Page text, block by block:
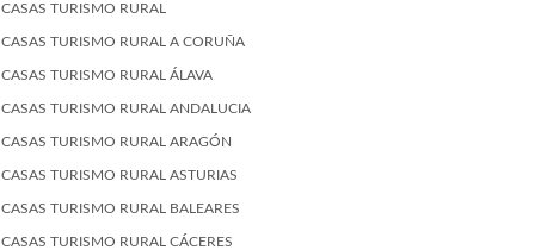
CASAS TURISMO RURAL
CASAS TURISMO RURAL A CORUÑA
CASAS TURISMO RURAL ÁLAVA
CASAS TURISMO RURAL ANDALUCIA
CASAS TURISMO RURAL ARAGÓN
CASAS TURISMO RURAL ASTURIAS
CASAS TURISMO RURAL BALEARES
CASAS TURISMO RURAL CÁCERES